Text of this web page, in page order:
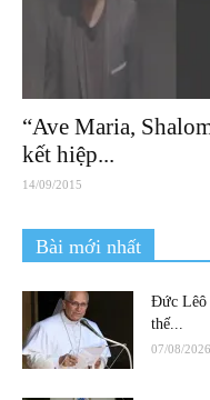
“Ave Maria,
kết hiệp...
14/09/2015
Bài mới nhất
Đức Lêô
thế...
07/08/2026